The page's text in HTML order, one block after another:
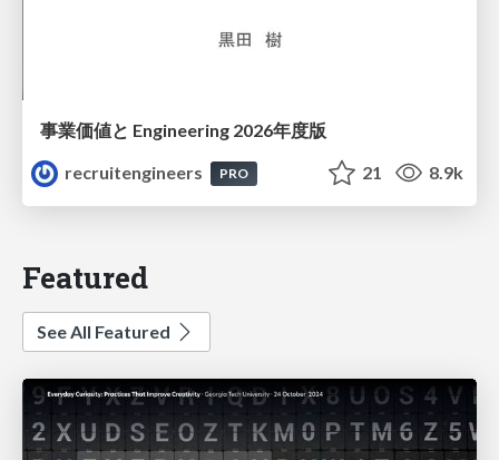
事業価値と Engineering 2026年度版
recruitengineers
PRO 21 8.9k
Featured
See All Featured